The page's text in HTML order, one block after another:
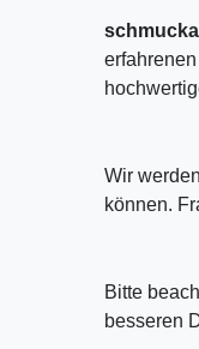
Wir
können.
Bitte
besseren